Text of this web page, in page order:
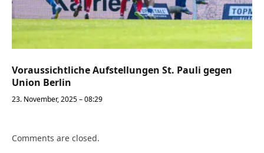
Voraussichtliche Aufstellungen St. Pauli gegen
Union Berlin
23. November, 2025 – 08:29
Comments are closed.